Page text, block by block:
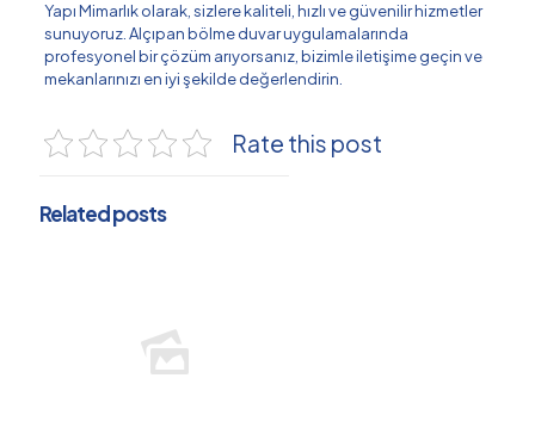
Yapı Mimarlık olarak, sizlere kaliteli, hızlı ve güvenilir hizmetler
sunuyoruz. Alçıpan bölme duvar uygulamalarında
profesyonel bir çözüm arıyorsanız, bizimle iletişime geçin ve
mekanlarınızı en iyi şekilde değerlendirin.
Rate this post
Related posts